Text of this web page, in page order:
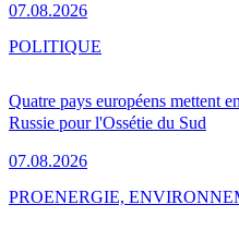
07.08.2026
Quatre pays européens mettent
Russie pour l'Ossétie du Sud
07.08.2026
POLITIQUE
PROENERGIE,